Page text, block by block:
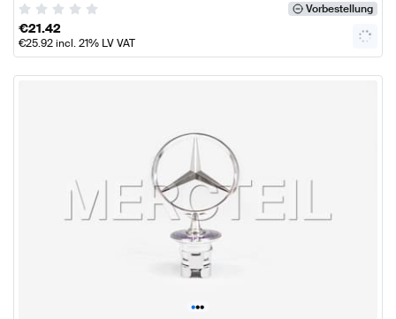
Vorbestellung
€21.42
€25.92incl. 21% LV VAT
•••